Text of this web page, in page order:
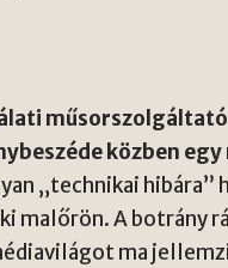
közben
„technikai
malőrön. A botrány
ma